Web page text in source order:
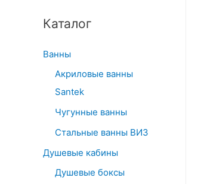
c
f
Каталог
Ванны
Акриловые ванны
Santek
Чугунные ванны
Стальные ванны ВИЗ
Душевые кабины
Душевые боксы